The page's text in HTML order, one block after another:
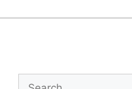
Search